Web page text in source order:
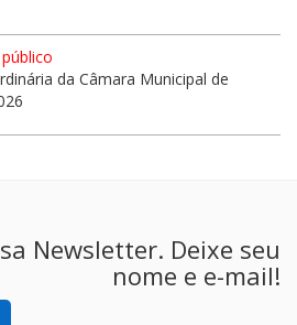
da Câmara Municipal de
Newsletter. Deixe seu
nome e e-mail!